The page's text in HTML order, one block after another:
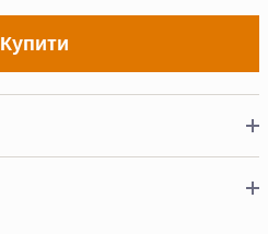
Купити